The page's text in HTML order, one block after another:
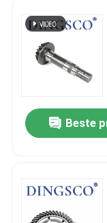
Vervaardiging
Vervaardiging
Groot Muur
Beste